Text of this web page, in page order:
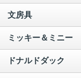
文房具
ミッキー＆ミニー
ドナルドダック